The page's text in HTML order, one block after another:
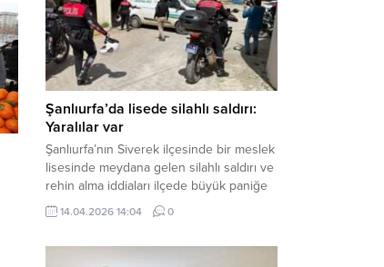
Merkezi – Şanlıurfa Valiliği bünyesinde İl
Jandarma Komutanlığı tarafından
gerçekleştirilen “Tütün ve Alkol
Kaçakçılarına Yönelik Çalışmalar” tüm...
Şanlıurfa’da lisede silahlı saldırı:
Yaralılar var
Şanlıurfa’nın Siverek ilçesinde bir meslek
lisesinde meydana gelen silahlı saldırı ve
rehin alma iddiaları ilçede büyük paniğe
neden oldu. Olay yerine çok sayıda özel
harekat polisi ve sağlık ekibi sevk
çalışmaları devam ediyor. Haber Merkezi
14.04.2026 14:04 0